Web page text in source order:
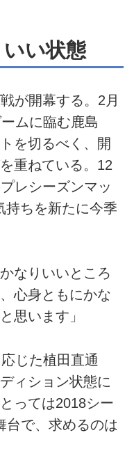
い状態
が開幕する。2月
ムに臨む鹿島
を切るべく、開
重ねている。12
レシーズンマッ
持ちを新たに今季
なりいいところ
心身ともにかな
思います」
じた植田直通
ィション状態に
っては2018シー
台で、求めるのは